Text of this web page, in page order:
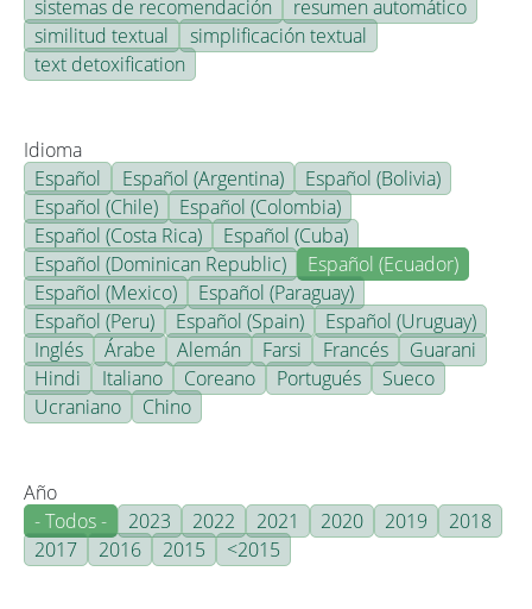
sistemas de recomendación
resumen automático
similitud textual
simplificación textual
text detoxification
Idioma
Español
Español (Argentina)
Español (Bolivia)
Español (Chile)
Español (Colombia)
Español (Costa Rica)
Español (Cuba)
Español (Dominican Republic)
Español (Ecuador)
Español (Mexico)
Español (Paraguay)
Español (Peru)
Español (Spain)
Español (Uruguay)
Inglés
Árabe Alemán Farsi Francés
Guarani
Hindi
Italiano Coreano Portugués
Sueco
Ucraniano
Chino
Año
- Todos -
2023 2022 2021 2020 2019
2018
2017
2016 2015 <2015